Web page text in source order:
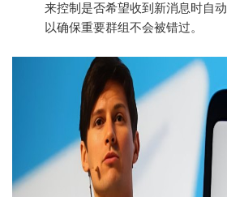
来控制是否希望收到新消息时自
以确保重要群组不会被错过。